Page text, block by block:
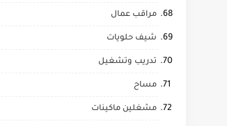
مراقب عمال
شيف حلويات
تدريب وتشغيل
مساح
مشغلين ماكينات